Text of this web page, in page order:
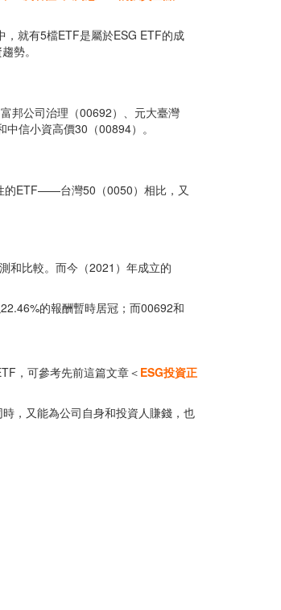
就有5檔ETF是屬於ESG ETF的成
勢。
邦公司治理（00692）、元大臺灣
信小資高價30（00894）。
的ETF——台灣50（0050）相比，又
和比較。而今（2021）年成立的
的報酬暫時居冠；而00692和
，可參考先前這篇文章＜ ESG投資正
，又能為公司自身和投資人賺錢，也